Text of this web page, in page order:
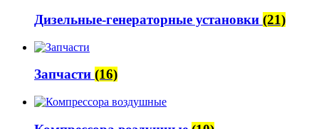
Дизельные-генераторные установки (21)
Запчасти (16)